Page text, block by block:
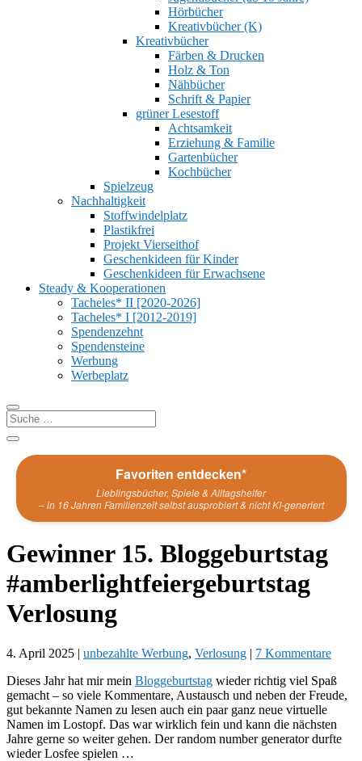
Hörbücher
Kreativbücher (K)
Kreativbücher
Färben & Drucken
Holz & Ton
Nähbücher
Schrift & Papier
grüner Lesestoff
Achtsamkeit
Erziehung & Familie
Gartenbücher
Kochbücher
Spielzeug
Nachhaltigkeit
Stoffwindelplatz
Plastikfrei
Projekt Vierseithof
Geschenkideen für Kinder
Geschenkideen für Erwachsene
Steady & Kooperationen
Tacheles* II [2020-2026]
Tacheles* I [2012-2019]
Spendenzehnt
Spendensteine
Werbung
Werbeplatz
Favoriten entdecken*
Lieblingsbücher, Spiele & Alltagshelfer
– in 16 Jahren Familienzeit selbst ausprobiert & nicht KI-generiert
Gewinner 15. Bloggeburtstag
#amberlightfeiergeburtstag
Verlosung
4. April 2025 | unbezahlte Werbung, Verlosung | 7 Kommentare
Dieses Jahr hat mir mein Bloggeburtstag wieder richtig viel Spaß
gemacht – so viele Kommentare, Austausch und neben der Freude,
gut bekannte Namen zu lesen auch ein paar ganz neue virtuelle
Namen im Lostopf. Das war wirklich fein und kann die nächsten
Jahre gerne so weiter gehen. Der random number generator durfte
wieder Losfee spielen …